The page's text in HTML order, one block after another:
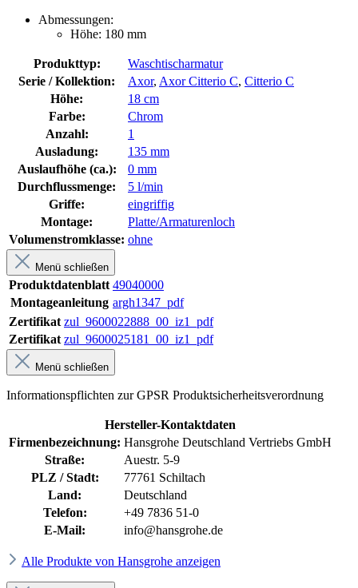
Abmessungen:
Höhe: 180 mm
Produkttyp:
Waschtischarmatur
Serie / Kollektion:
Axor, Axor Citterio C, Citterio C
Höhe:
18 cm
Farbe:
Chrom
Anzahl:
1
Ausladung:
135 mm
Auslaufhöhe (ca.):
0 mm
Durchflussmenge:
5 l/min
Griffe:
eingriffig
Montage:
Platte/Armaturenloch
Volumenstromklasse: ohne
Menü schließen
Produktdatenblatt 49040000
Montageanleitung argh1347_pdf
Zertifikat zul_9600022888_00_iz1_pdf
Zertifikat zul_9600025181_00_iz1_pdf
Menü schließen
Informationspflichten zur GPSR Produktsicherheitsverordnung
Hersteller-Kontaktdaten
Firmenbezeichnung: Hansgrohe Deutschland Vertriebs GmbH
Straße:
Auestr. 5-9
PLZ / Stadt:
77761 Schiltach
Land:
Deutschland
Telefon:
+49 7836 51-0
E-Mail:
info@hansgrohe.de
Alle Produkte von Hansgrohe anzeigen